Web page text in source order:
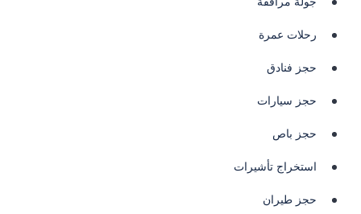
رحلات عمرة
حجز فنادق
حجز سيارات
حجز باص
استخراج تأشيرات
حجز طيران